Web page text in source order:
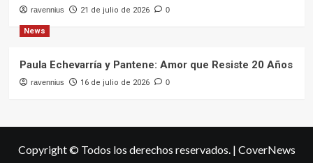
ravennius 21 de julio de 2026 0
News
Paula Echevarría y Pantene: Amor que Resiste 20 Años
ravennius 16 de julio de 2026 0
Copyright © Todos los derechos reservados. | CoverNews